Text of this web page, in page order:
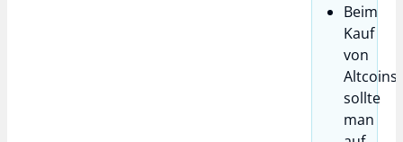
Beim
Kauf
von
Altcoins
sollte
man